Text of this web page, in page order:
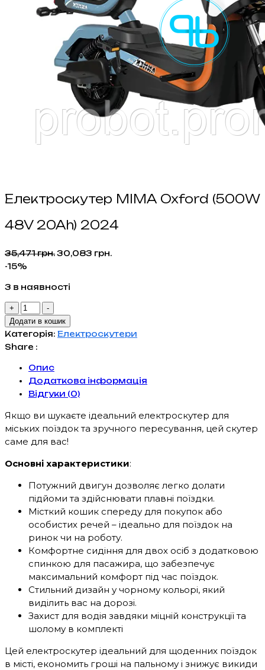
Електроскутер MIMA Oxford (500W
48V 20Ah) 2024
35,471грн.Оригінальна
30,083 грн.
-15%
3 в наявності
+
Електроскутер
MIMA
Oxford
(500W
20Ah)
2024
кількість
-
Додати в кошик
Категорія: Електроскутери
Share :
Опис
Додаткова інформація
Відгуки (0)
Якщо ви шукаєте ідеальний електроскутер для
міських поїздок та зручного пересування, цей скутер
саме для вас!
Основні характеристики:
Потужний двигун дозволяє легко долати
підйоми та здійснювати плавні поїздки.
Місткий кошик спереду для покупок або
особистих речей – ідеально для поїздок на
ринок чи на роботу.
Комфортне сидіння для двох осіб з додатковою
спинкою для пасажира, що забезпечує
максимальний комфорт під час поїздок.
Стильний дизайн у чорному кольорі, який
виділить вас на дорозі.
Захист для водія завдяки міцній конструкції та
шолому в комплекті
Цей електроскутер ідеальний для щоденних поїздок
в місті, економить гроші на пальному і знижує викиди